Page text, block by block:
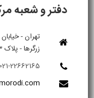
دفتر و شعبه
تهران -
زرگرها - پلاک 13
021-22662165